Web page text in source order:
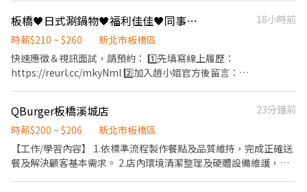
用冰淇淋、員工折扣、生日福利、三節禮金(品)、福委會福利
員: 1.負責跑單、擺盤、送餐及聯繫內外場之工作。 2.客人帶位、倒
水、點餐等工作、收拾碗盤與清理環境。 4.簡易餐飲之料理，如：
製作沙拉,調配飲料等。 5.負責結帳、收銀之工作。 ❤️ 內場服務人
員: 1.將食材清洗並做簡單的處理備用 2.根據顧客的點單進行烹調 3.
清理以及保養設備 4.按照SOP內的流程製作料理 5.協助店主管執行
10:00~18:00 (假日需可以配合全天班，希望兩天都可配合) 可兼職/
須體檢 【休假制度】：排休制 ❤️時薪 $230 【工作地點】：新北市
板橋🖤日式涮鍋物🖤福利佳佳🖤同事好相處
18小時前
時薪$210 ~ $260
新北市板橋區
快速應徵＆視訊面試，請預約： 1️⃣先填寫線上履歷：
https://reurl.cc/mkyNml 2️⃣加入趙小姐官方後留言：
⸻⸻⸻⸻⸻⸻⸻⸻ 【工作內容】
內場負責備料、烹飪、擺盤、洗滌與環境清潔，廚房管理 外場負責
接待、點餐、送餐、服務顧客、結帳與維持用餐環境 上班時間(起班
時間) 早班10:30~17:30 晚班17:30~23:00 打烊班22:00~0200 時薪
QBurger板橋溪城店
23分鐘前
時薪$200 ~ $206
新北市板橋區
【工作/學習內容】 1.依標準流程製作餐點及品質維持，完成正確送
餐及解決顧客基本需求。 2.店內環境清潔整理及硬體設備維護，並